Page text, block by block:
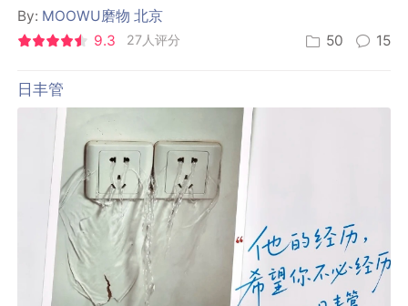
By: MOOWU磨物 北京
9.3
27人评分 50 15
日丰管